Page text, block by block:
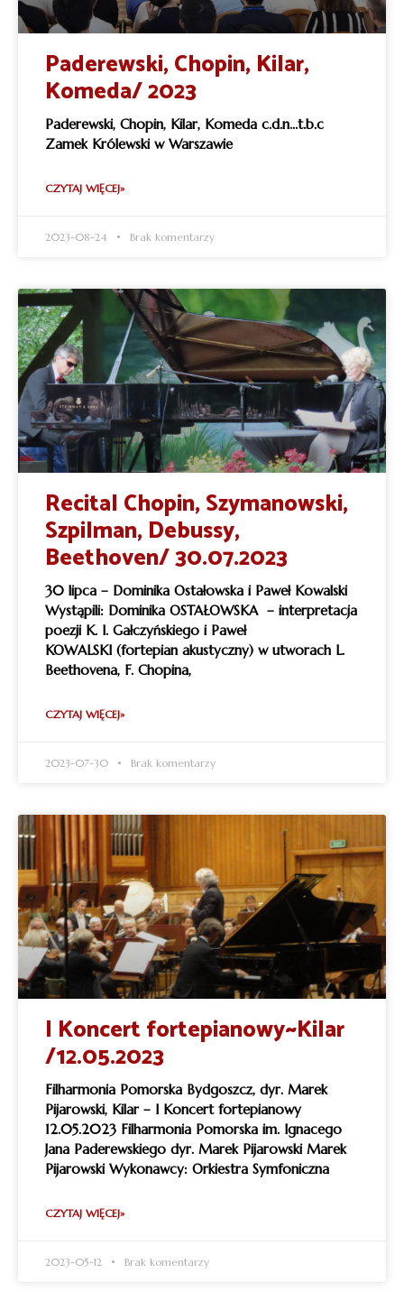
Paderewski, Chopin, Kilar,
Komeda/ 2023
Paderewski, Chopin, Kilar, Komeda c.d.n…t.b.c
Zamek Królewski w Warszawie
CZYTAJ WIĘCEJ»
2023-08-24 Brak komentarzy
Recital Chopin, Szymanowski,
Szpilman, Debussy,
Beethoven/ 30.07.2023
30 lipca – Dominika Ostałowska i Paweł Kowalski
Wystąpili: Dominika OSTAŁOWSKA – interpretacja
poezji K. I. Gałczyńskiego i Paweł
KOWALSKI (fortepian akustyczny) w utworach L.
Beethovena, F. Chopina,
CZYTAJ WIĘCEJ»
2023-07-30 Brak komentarzy
I Koncert fortepianowy~Kilar
/12.05.2023
Filharmonia Pomorska Bydgoszcz, dyr. Marek
Pijarowski, Kilar – I Koncert fortepianowy
12.05.2023 Filharmonia Pomorska im. Ignacego
Jana Paderewskiego dyr. Marek Pijarowski Marek
Pijarowski Wykonawcy: Orkiestra Symfoniczna
CZYTAJ WIĘCEJ»
2023-05-12 Brak komentarzy